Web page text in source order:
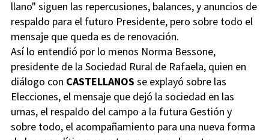
llano" siguen las repercusiones, balances, y anuncios de
respaldo para el futuro Presidente, pero sobre todo el
mensaje que queda es de renovación.
Así lo entendió por lo menos Norma Bessone,
presidente de la Sociedad Rural de Rafaela, quien en
diálogo con CASTELLANOS se explayó sobre las
Elecciones, el mensaje que dejó la sociedad en las
urnas, el respaldo del campo a la futura Gestión y
sobre todo, el acompañamiento para una nueva forma